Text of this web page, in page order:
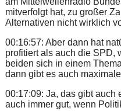
mitverfolgt hat, zu großer
Alternativen nicht wirklich
00:16:57: Aber dann hat
profitiert als auch die SPD,
beiden sich in einem
dann gibt es auch
00:17:09: Ja, das gibt auch
auch immer gut, wenn